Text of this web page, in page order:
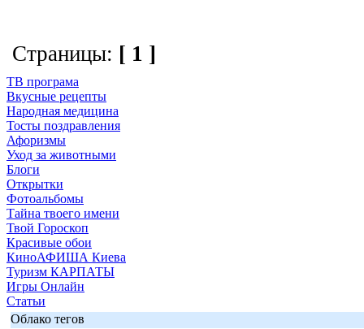
Страницы: [ 1 ]
ТВ програма
Вкусные рецепты
Народная медицина
Тосты поздравления
Афоризмы
Уход за животными
Блоги
Открытки
Фотоальбомы
Тайна твоего имени
Твой Гороскоп
Красивые обои
КиноАФИША Киева
Туризм КАРПАТЫ
Игры Онлайн
Статьи
Облако тегов